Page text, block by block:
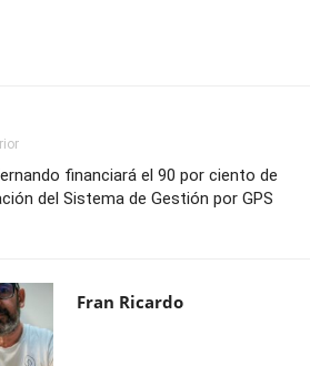
financiará el 90 por ciento de
del Sistema de Gestión por GPS
Fran Ricardo